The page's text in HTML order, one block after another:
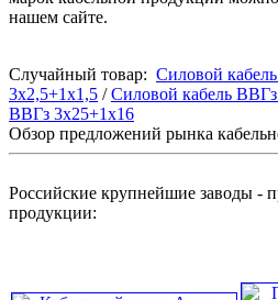
нашем сайте.
Случайный товар: Силовой
3х2,5+1х1,5 /Силовой кабель
ВВГз 3х25+1х16
Обзор предложений рынка
Российские крупнейшие заводы -
продукции: